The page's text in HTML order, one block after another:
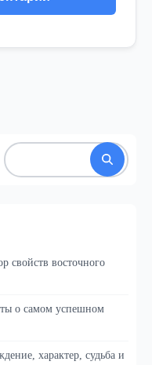
свойств восточного
о самом успешном
характер, судьба и